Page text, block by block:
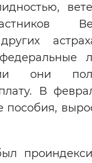
они
В
пособия,